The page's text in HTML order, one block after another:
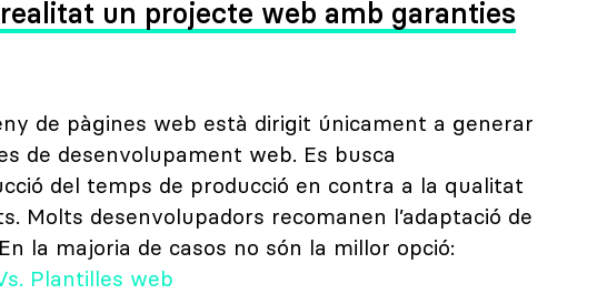
un projecte web amb garanties
de pàgines web està dirigit únicament a generar
de desenvolupament web. Es busca
del temps de producció en contra a la qualitat
Molts desenvolupadors recomanen l’adaptació de
la majoria de casos no són la millor opció:
Plantilles web